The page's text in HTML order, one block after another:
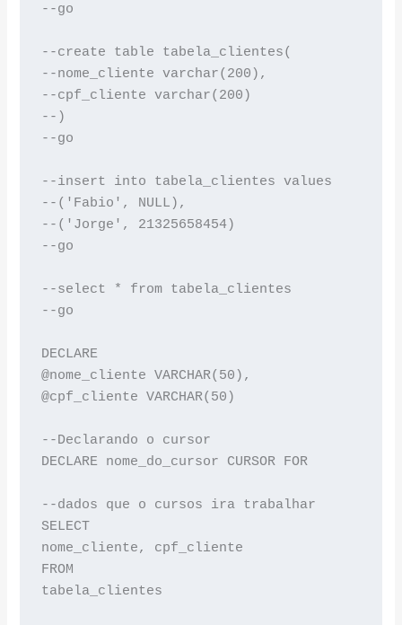
--go
--create table tabela_clientes(
--nome_cliente varchar(200),
--cpf_cliente varchar(200)
--)
--go
--insert into tabela_clientes values
--('Fabio', NULL),
--('Jorge', 21325658454)
--go
--select * from tabela_clientes
--go
DECLARE
@nome_cliente VARCHAR(50),
@cpf_cliente VARCHAR(50)
--Declarando o cursor
DECLARE nome_do_cursor CURSOR FOR
--dados que o cursos ira trabalhar
SELECT
nome_cliente, cpf_cliente
FROM
tabela_clientes